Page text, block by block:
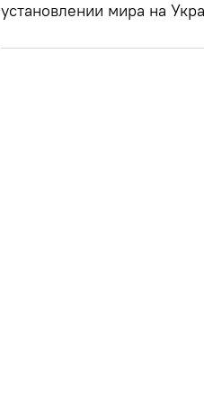
установлении мира на